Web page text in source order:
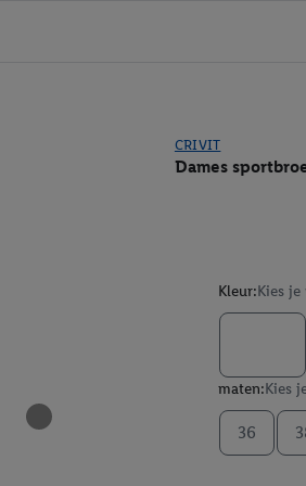
CRIVIT
Dames
Kleur:Kies
maten:Kies
36